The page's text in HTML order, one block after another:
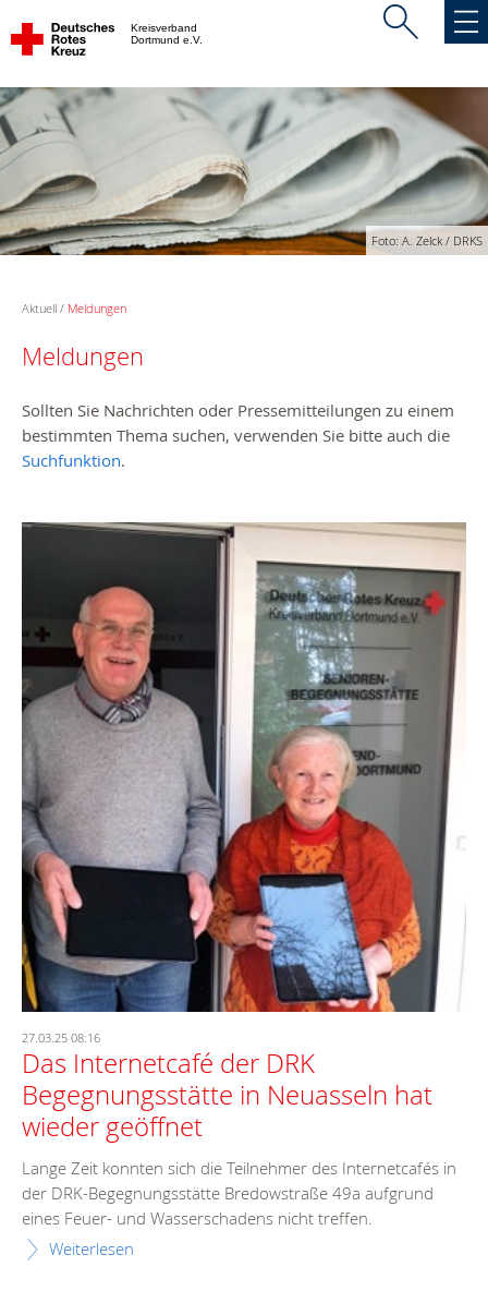
Kreisverband
Dortmund e.V.
Foto: A. Zelck / DRKS
Aktuell Meldungen
Meldungen
Sollten Sie Nachrichten oder Pressemitteilungen zu einem
bestimmten Thema suchen, verwenden Sie bitte auch die
Suchfunktion.
27.03.25 08:16
Das Internetcafé der DRK
Begegnungsstätte in Neuasseln hat
wieder geöffnet
Lange Zeit konnten sich die Teilnehmer des Internetcafés in
der DRK-Begegnungsstätte Bredowstraße 49a aufgrund
eines Feuer- und Wasserschadens nicht treffen.
Weiterlesen